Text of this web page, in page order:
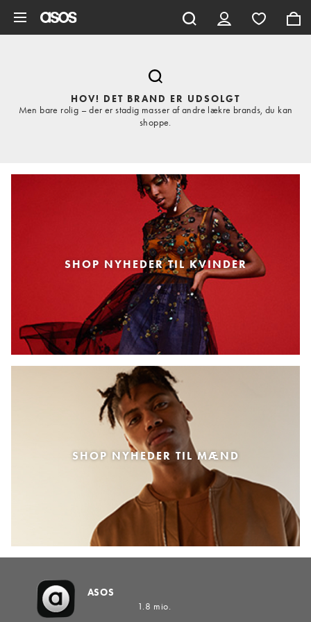
HOV! DET BRAND ER UDSOLGT
Men bare rolig – der er stadig masser af andre lækre brands, du kan
shoppe.
SHOP NYHEDER TIL KVINDER
SHOP NYHEDER TIL MÆND
ASOS
1.8 mio.